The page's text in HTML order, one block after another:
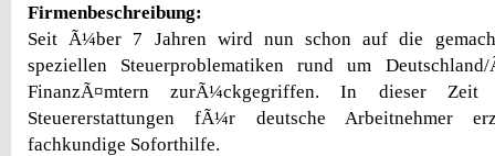
Firmenbeschreibung:
Seit Ã¼ber 7 Jahren wird nun schon auf die
speziellen Steuerproblematiken rund um
FinanzÃ¤mtern zurÃ¼ckgegriffen. In dieser Zeit
Steuererstattungen fÃ¼r deutsche Arbeitnehmer
fachkundige Soforthilfe.